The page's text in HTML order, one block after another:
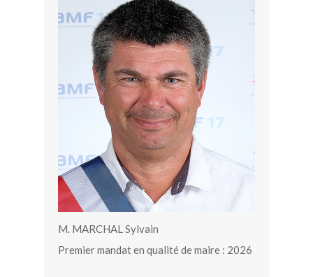
M. MARCHAL Sylvain
Premier mandat en qualité de maire : 2026